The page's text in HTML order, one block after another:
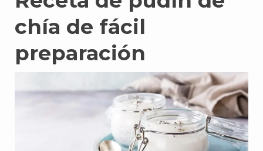
chía de fácil
preparación